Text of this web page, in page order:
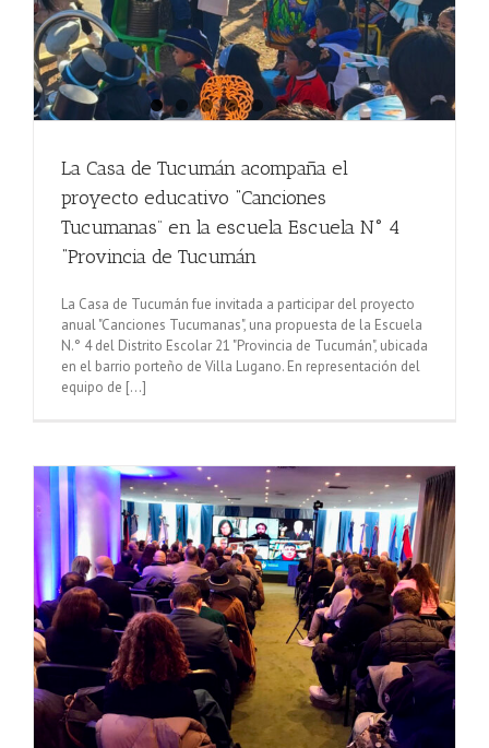
La Casa de Tucumán acompaña el
proyecto educativo “Canciones
Tucumanas” en la escuela Escuela N° 4
“Provincia de Tucumán
La Casa de Tucumán fue invitada a participar del proyecto
anual "Canciones Tucumanas", una propuesta de la Escuela
N.° 4 del Distrito Escolar 21 "Provincia de Tucumán", ubicada
en el barrio porteño de Villa Lugano. En representación del
equipo de [...]